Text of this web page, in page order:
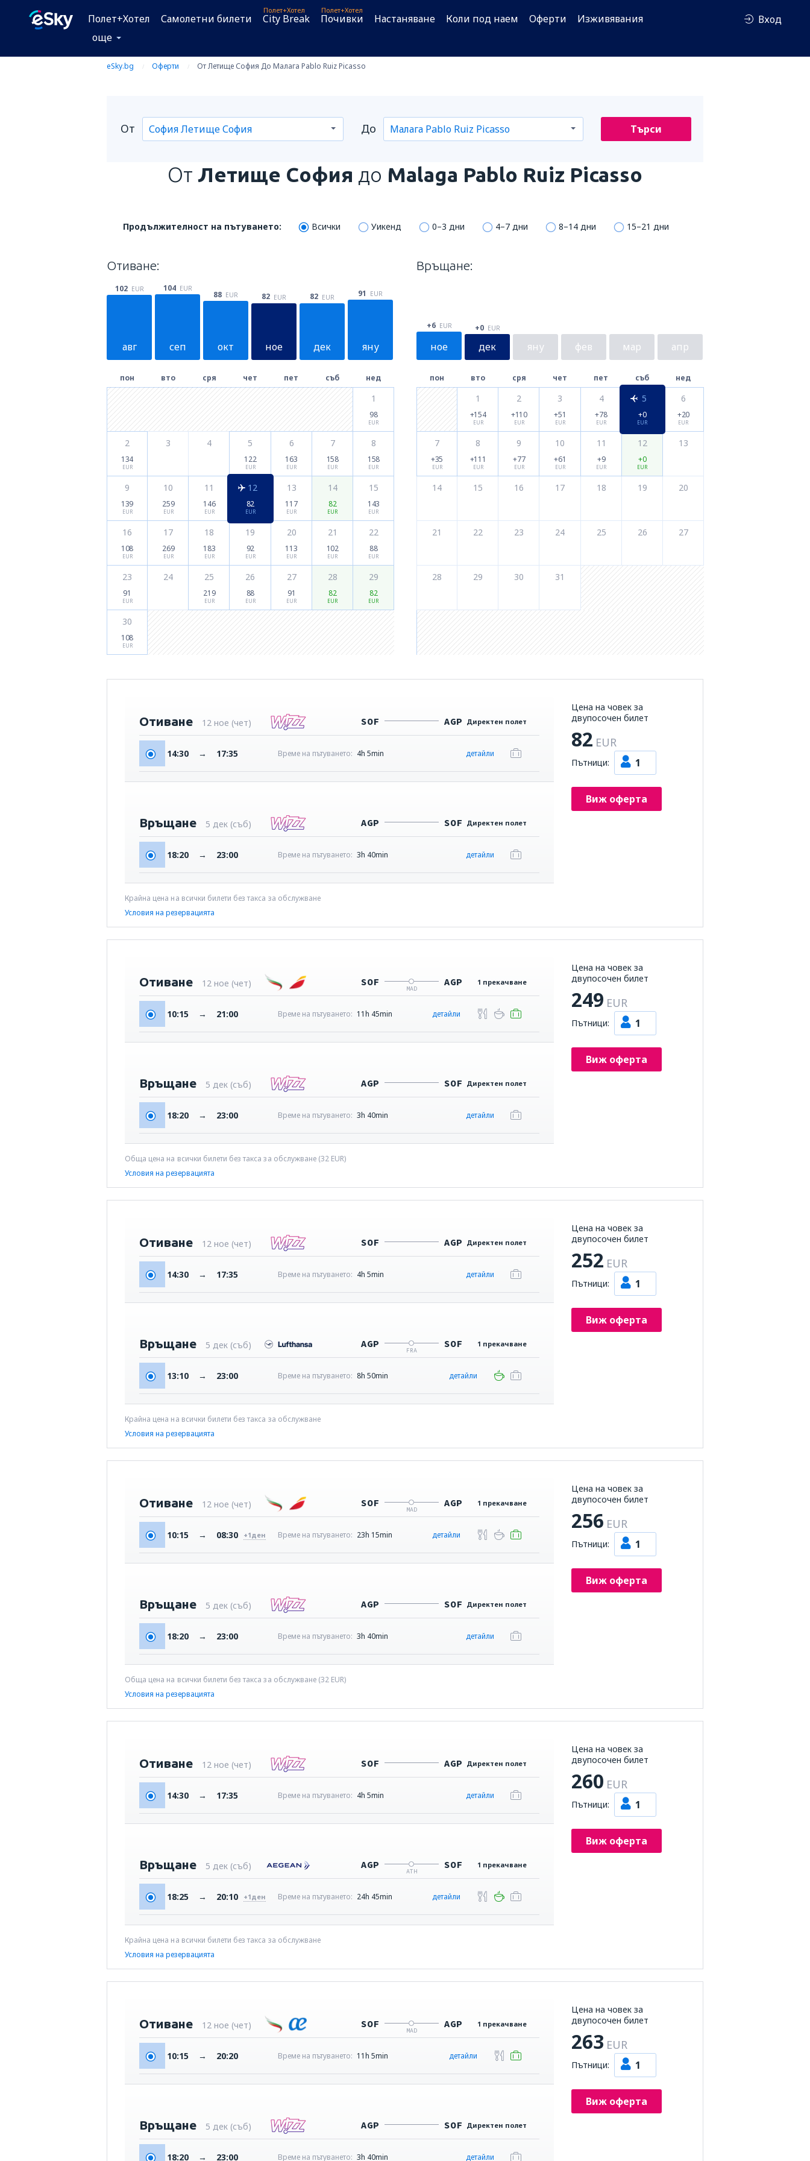
Полет+Хотел Самолетни билети
Полет+Хотел
City Break
Полет+Хотел
Почивки Настаняване Коли под наем Оферти
Изживявания
още
Вход
eSky.bg Оферти От Летище София До Малага Pablo Ruiz Picasso
От До Търси
От Летище София до Malaga Pablo Ruiz Picasso
Продължителност на пътуването: Всички Уикенд 0–3 дни 4–7 дни 8–14 дни 15–21 дни
Отиване:
авг
102 EUR
сеп
104 EUR
окт
88 EUR
ное
82 EUR
дек
82 EUR
яну
91 EUR
пон вто сря чет пет съб нед
1
98
EUR
2
134
EUR
3 4 5
122
EUR
6
163
EUR
7
158
EUR
8
158
EUR
9
139
EUR
10
259
EUR
11
146
EUR
12
82
EUR
13
117
EUR
14
82
EUR
15
143
EUR
16
108
EUR
17
269
EUR
18
183
EUR
19
92
EUR
20
113
EUR
21
102
EUR
22
88
EUR
23
91
EUR
24 25
219
EUR
26
88
EUR
27
91
EUR
28
82
EUR
29
82
EUR
30
108
EUR
Връщане:
ное
+6 EUR
дек
+0 EUR
яну фев мар апр
пон вто сря чет пет съб нед
1
+154
EUR
2
+110
EUR
3
+51
EUR
4
+78
EUR
5
+0
EUR
6
+20
EUR
7
+35
EUR
8
+111
EUR
9
+77
EUR
10
+61
EUR
11
+9
EUR
12
+0
EUR
13
14 15 16 17 18 19 20
21 22 23 24 25 26 27
28 29 30 31
Цена на човек за
двупосочен билет
82 EUR
Пътници: 1
Виж оферта
Отиване 12 ное (чет) SOF AGP Директен полет
14:30 → 17:35 Време на пътуването: 4h 5min детайли
Връщане 5 дек (съб) AGP SOF Директен полет
18:20 → 23:00 Време на пътуването: 3h 40min детайли
Крайна цена на всички билети без такса за обслужване
Условия на резервацията
Цена на човек за
двупосочен билет
249 EUR
Пътници: 1
Виж оферта
Отиване 12 ное (чет) SOF
MAD
AGP 1 прекачване
10:15 → 21:00 Време на пътуването: 11h 45min детайли
Връщане 5 дек (съб) AGP SOF Директен полет
18:20 → 23:00 Време на пътуването: 3h 40min детайли
Обща цена на всички билети без такса за обслужване (32 EUR)
Условия на резервацията
Цена на човек за
двупосочен билет
252 EUR
Пътници: 1
Виж оферта
Отиване 12 ное (чет) SOF AGP Директен полет
14:30 → 17:35 Време на пътуването: 4h 5min детайли
Връщане 5 дек (съб) AGP
FRA
SOF 1 прекачване
13:10 → 23:00 Време на пътуването: 8h 50min детайли
Крайна цена на всички билети без такса за обслужване
Условия на резервацията
Цена на човек за
двупосочен билет
256 EUR
Пътници: 1
Виж оферта
Отиване 12 ное (чет) SOF
MAD
AGP 1 прекачване
10:15 → 08:30 +1дeн Време на пътуването: 23h 15min детайли
Връщане 5 дек (съб) AGP SOF Директен полет
18:20 → 23:00 Време на пътуването: 3h 40min детайли
Обща цена на всички билети без такса за обслужване (32 EUR)
Условия на резервацията
Цена на човек за
двупосочен билет
260 EUR
Пътници: 1
Виж оферта
Отиване 12 ное (чет) SOF AGP Директен полет
14:30 → 17:35 Време на пътуването: 4h 5min детайли
Връщане 5 дек (съб) AGP
ATH
SOF 1 прекачване
18:25 → 20:10 +1дeн Време на пътуването: 24h 45min детайли
Крайна цена на всички билети без такса за обслужване
Условия на резервацията
Цена на човек за
двупосочен билет
263 EUR
Пътници: 1
Виж оферта
Отиване 12 ное (чет) SOF
MAD
AGP 1 прекачване
10:15 → 20:20 Време на пътуването: 11h 5min детайли
Връщане 5 дек (съб) AGP SOF Директен полет
18:20 → 23:00 Време на пътуването: 3h 40min детайли